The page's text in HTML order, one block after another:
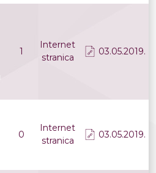
1
Internet
stranica
03.05.2019.
0
Internet
stranica
03.05.2019.